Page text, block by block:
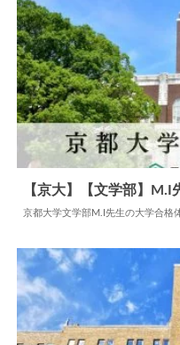
【京大】【文学部】
京都大学文学部M.I先生の大学合格